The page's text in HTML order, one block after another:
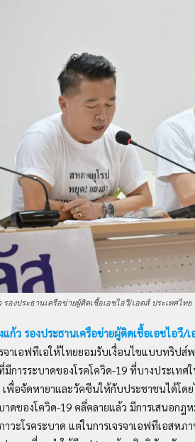
องประธานเครือข่ายผู้ติดเชื้อเอชไอวี/เอดส์ ประเทศไทย
ก้ว รองประธานเครือข่ายผู้ติดเชื้อเอชไอวี/
จาเอฟทีเอให้ไทยยอมรับเงื่อนไขแบบทริป
การระบาดของโรคโควิด-19 ที่บางประเท
พื่อจัดหายาและวัคซีนให้กับประชาชนได้โด
าดของโควิด-19 คลี่คลายแล้ว มีการเสนอกฎ
วะโรคระบาด แต่ในการเจรจาเอฟทีเอสห